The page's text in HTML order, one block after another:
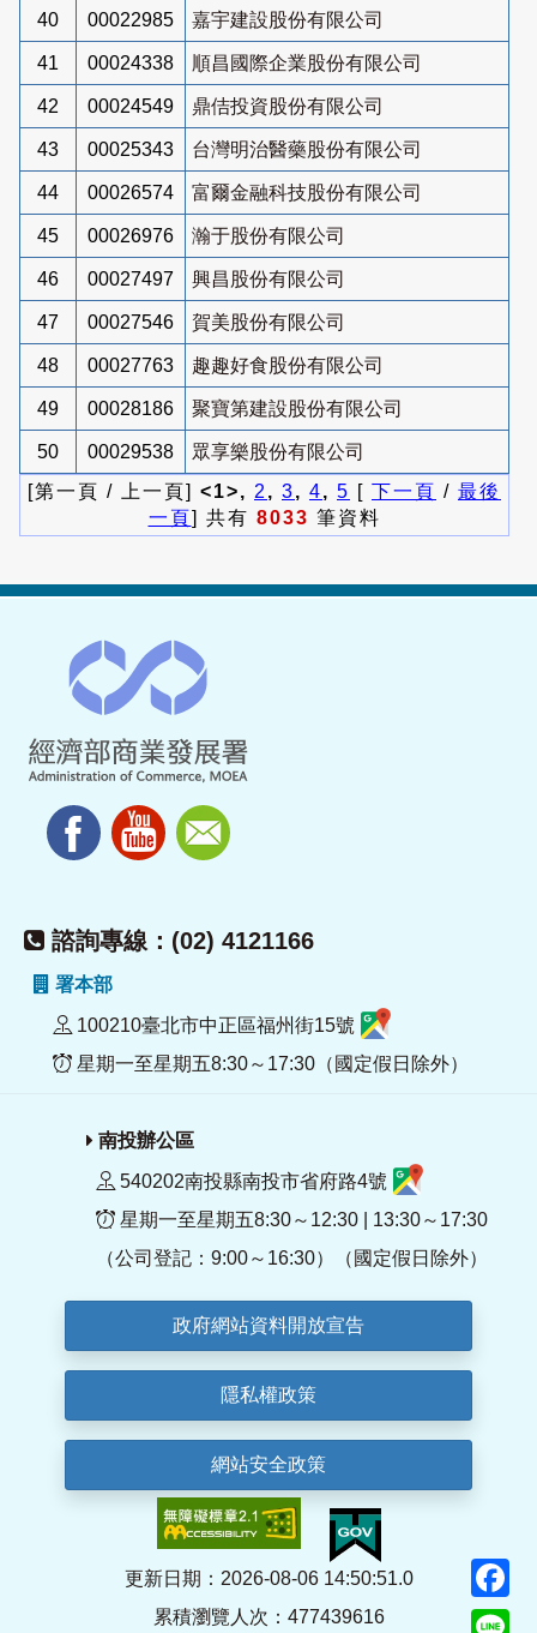
40 00022985 嘉宇建設股份有限公司
41 00024338 順昌國際企業股份有限公司
42 00024549 鼎佶投資股份有限公司
43 00025343 台灣明治醫藥股份有限公司
44 00026574 富爾金融科技股份有限公司
45 00026976 瀚于股份有限公司
46 00027497 興昌股份有限公司
47 00027546 賀美股份有限公司
48 00027763 趣趣好食股份有限公司
49 00028186 聚寶第建設股份有限公司
50 00029538
眾享樂股份有限公司
[第一頁 / 上一頁] <1>, 2 , 3, 4, 5 [ 下一頁 / 最後
一頁] 共有 8033 筆資料
諮詢專線：(02) 4121166
署本部
100210臺北市中正區福州街15號
星期一至星期五8:30～17:30（國定假日除外）
南投辦公區
540202南投縣南投市省府路4號
星期一至星期五8:30～12:30 | 13:30～17:30
（公司登記：9:00～16:30）（國定假日除外）
政府網站資料開放宣告
隱私權政策
網站安全政策
更新日期：2026-08-06 14:50:51.0
累積瀏覽人次：477439616